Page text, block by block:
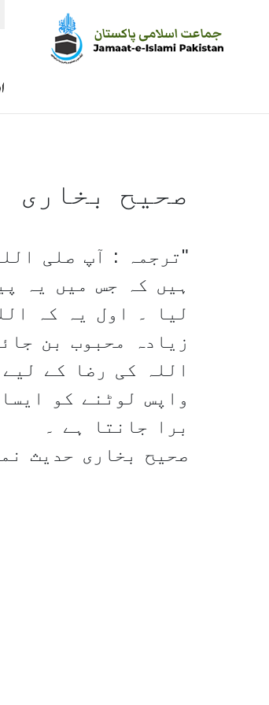
صحیح بخاری
ترجمہ : آپ صلی
ہیں کہ جس میں یہ
لیا ۔ اول یہ کہ
زیادہ محبوب بن
اللہ کی رضا کے
واپس لوٹنے کو
برا جانتا ہے ۔
صحیح بخاری حدیث